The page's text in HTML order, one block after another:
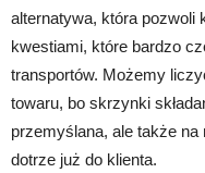
alternatywa, która pozwoli
kwestiami, które bardzo
transportów. Możemy
towaru, bo skrzynki
przemyślana, ale także na
dotrze już do klienta.